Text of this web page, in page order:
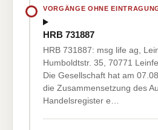
VORGÄNGE OHNE
HRB 731887
HRB 731887: msg life ag,
Humboldtstr. 35, 70771
Die Gesellschaft hat am
die Zusammensetzung des
Handelsregister e…